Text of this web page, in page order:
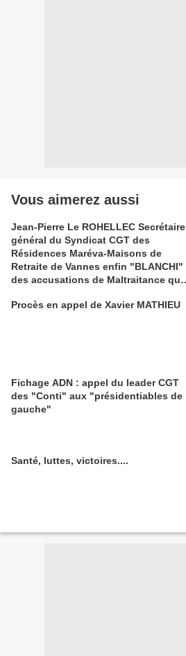
Vous aimerez aussi
Jean-Pierre Le ROHELLEC Secrétaire
général du Syndicat CGT des
Résidences Maréva-Maisons de
Retraite de Vannes enfin "BLANCHI"
des accusations de Maltraitance qui
Procès en appel de Xavier MATHIEU
Fichage ADN : appel du leader CGT
des "Conti" aux "présidentiables de
gauche"
Santé, luttes, victoires....